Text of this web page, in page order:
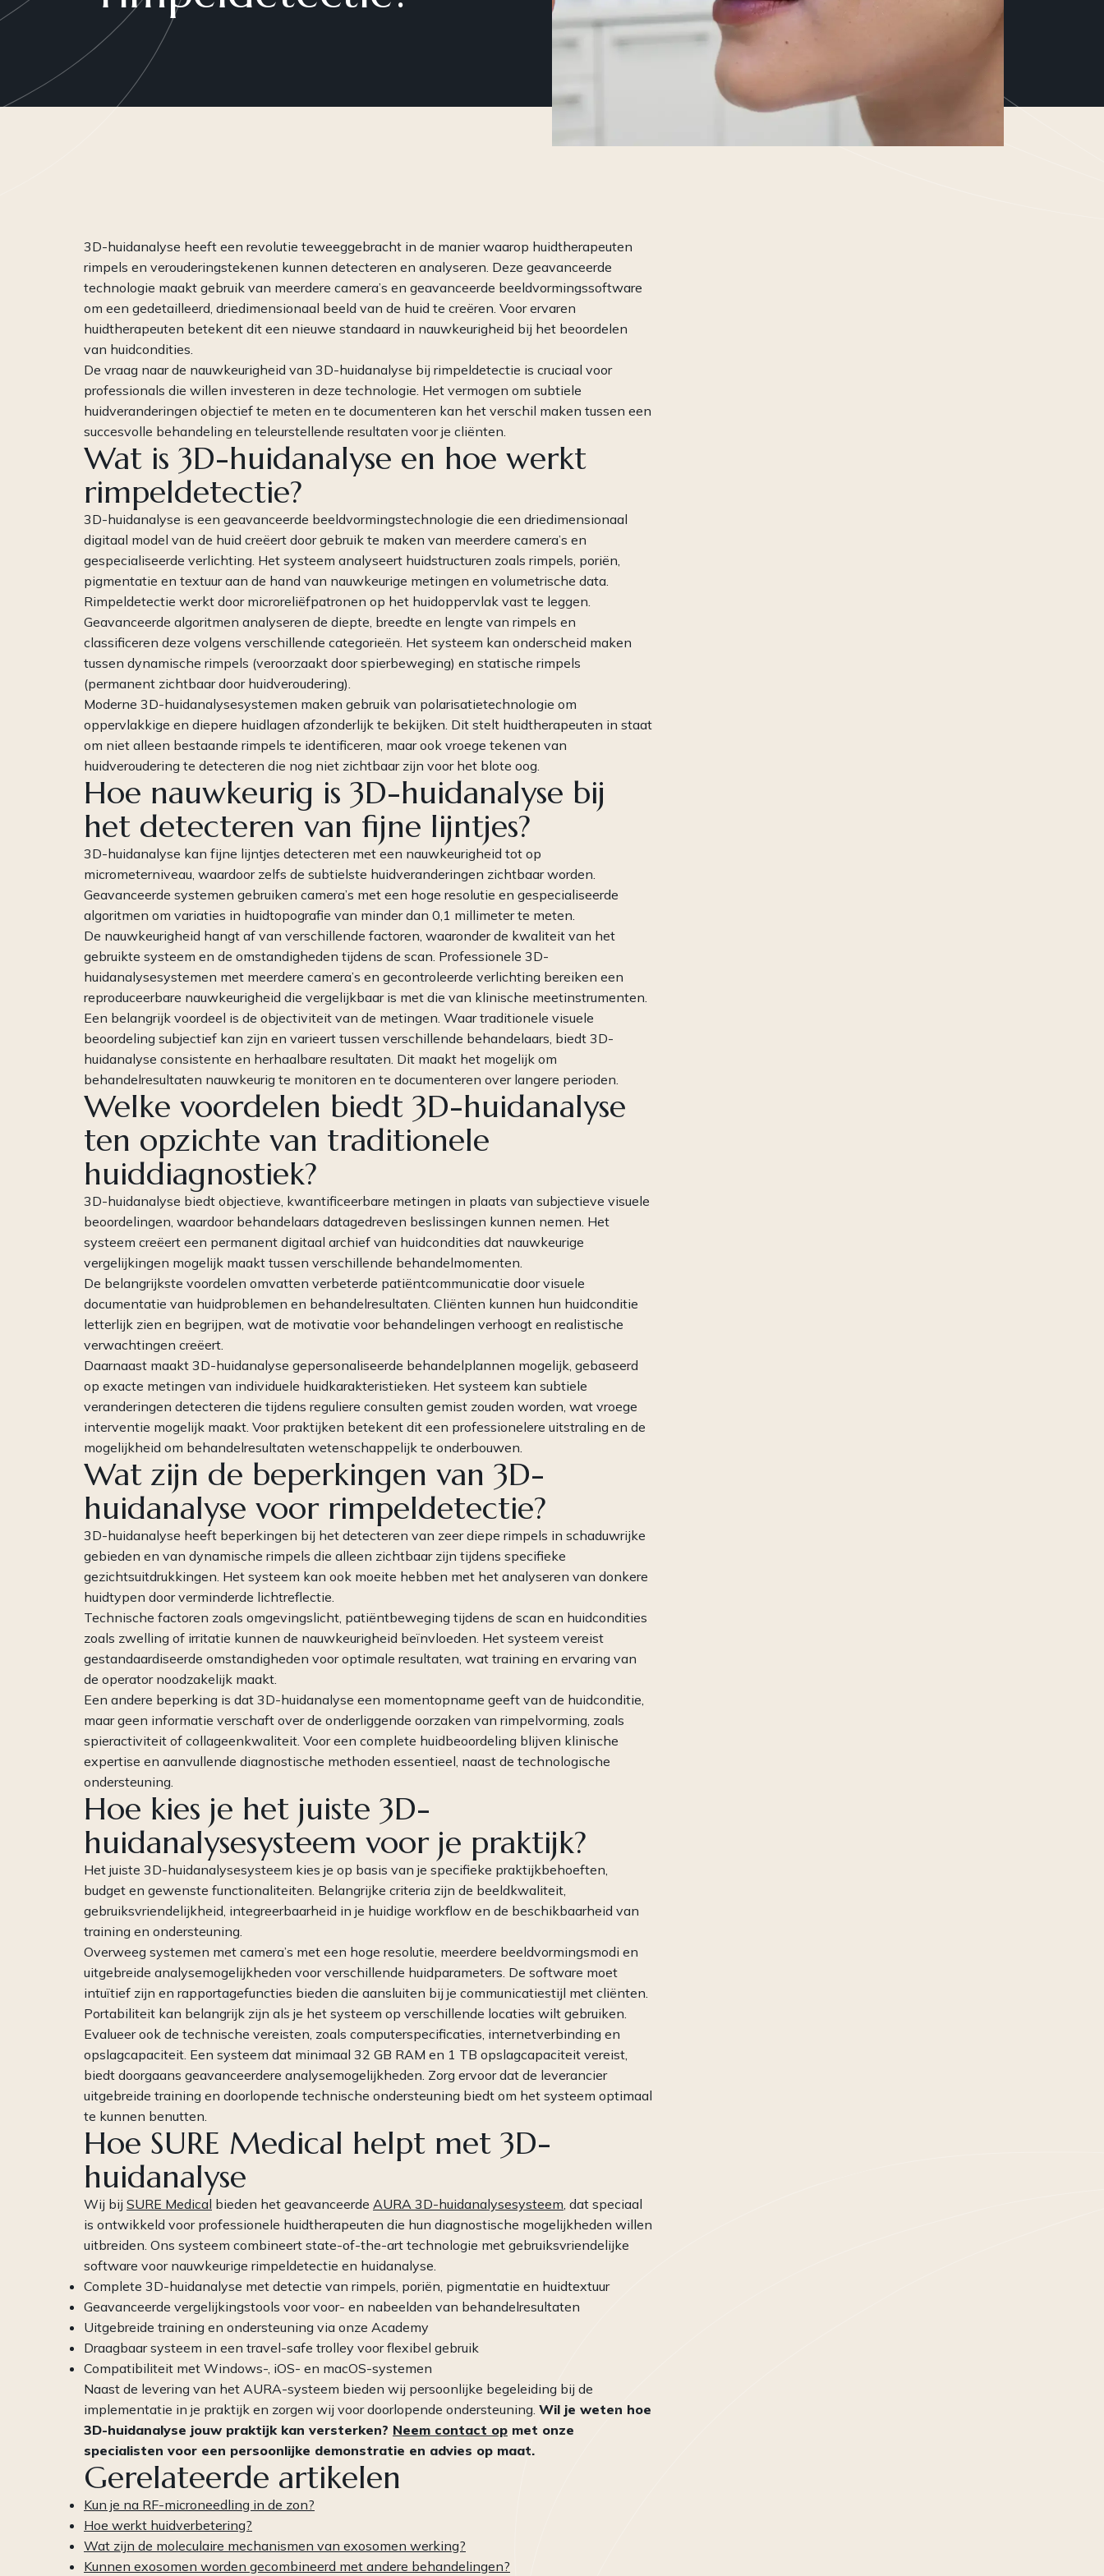
Plasma
RF-Microneedling
Een compleet
Een resultaat gerichte cosmeceutical,
vol actieve ingrediënten, gebaseerd
op clean science. Exclusief voor
(para-)medische huidprofessionals.
Peelings
Skinboosters
3D-huidanalyse heeft een revolutie teweeggebracht in de manier waarop huidtherapeuten
rimpels en verouderingstekenen kunnen detecteren en analyseren. Deze geavanceerde
technologie maakt gebruik van meerdere camera’s en geavanceerde beeldvormingssoftware
om een gedetailleerd, driedimensionaal beeld van de huid te creëren. Voor ervaren
huidtherapeuten betekent dit een nieuwe standaard in nauwkeurigheid bij het beoordelen
van huidcondities.
De vraag naar de nauwkeurigheid van 3D-huidanalyse bij rimpeldetectie is cruciaal voor
professionals die willen investeren in deze technologie. Het vermogen om subtiele
huidveranderingen objectief te meten en te documenteren kan het verschil maken tussen een
succesvolle behandeling en teleurstellende resultaten voor je cliënten.
Wat is 3D-huidanalyse en hoe werkt
rimpeldetectie?
3D-huidanalyse is een geavanceerde beeldvormingstechnologie die een driedimensionaal
digitaal model van de huid creëert door gebruik te maken van meerdere camera’s en
gespecialiseerde verlichting. Het systeem analyseert huidstructuren zoals rimpels, poriën,
pigmentatie en textuur aan de hand van nauwkeurige metingen en volumetrische data.
Rimpeldetectie werkt door microreliëfpatronen op het huidoppervlak vast te leggen.
Geavanceerde algoritmen analyseren de diepte, breedte en lengte van rimpels en
classificeren deze volgens verschillende categorieën. Het systeem kan onderscheid maken
tussen dynamische rimpels (veroorzaakt door spierbeweging) en statische rimpels
(permanent zichtbaar door huidveroudering).
Moderne 3D-huidanalysesystemen maken gebruik van polarisatietechnologie om
oppervlakkige en diepere huidlagen afzonderlijk te bekijken. Dit stelt huidtherapeuten in staat
om niet alleen bestaande rimpels te identificeren, maar ook vroege tekenen van
huidveroudering te detecteren die nog niet zichtbaar zijn voor het blote oog.
Hoe nauwkeurig is 3D-huidanalyse bij
het detecteren van fijne lijntjes?
3D-huidanalyse kan fijne lijntjes detecteren met een nauwkeurigheid tot op
micrometerniveau, waardoor zelfs de subtielste huidveranderingen zichtbaar worden.
Geavanceerde systemen gebruiken camera’s met een hoge resolutie en gespecialiseerde
algoritmen om variaties in huidtopografie van minder dan 0,1 millimeter te meten.
De nauwkeurigheid hangt af van verschillende factoren, waaronder de kwaliteit van het
gebruikte systeem en de omstandigheden tijdens de scan. Professionele 3D-
huidanalysesystemen met meerdere camera’s en gecontroleerde verlichting bereiken een
reproduceerbare nauwkeurigheid die vergelijkbaar is met die van klinische meetinstrumenten.
Een belangrijk voordeel is de objectiviteit van de metingen. Waar traditionele visuele
beoordeling subjectief kan zijn en varieert tussen verschillende behandelaars, biedt 3D-
huidanalyse consistente en herhaalbare resultaten. Dit maakt het mogelijk om
behandelresultaten nauwkeurig te monitoren en te documenteren over langere perioden.
Welke voordelen biedt 3D-huidanalyse
ten opzichte van traditionele
huiddiagnostiek?
3D-huidanalyse biedt objectieve, kwantificeerbare metingen in plaats van subjectieve visuele
beoordelingen, waardoor behandelaars datagedreven beslissingen kunnen nemen. Het
systeem creëert een permanent digitaal archief van huidcondities dat nauwkeurige
vergelijkingen mogelijk maakt tussen verschillende behandelmomenten.
De belangrijkste voordelen omvatten verbeterde patiëntcommunicatie door visuele
documentatie van huidproblemen en behandelresultaten. Cliënten kunnen hun huidconditie
letterlijk zien en begrijpen, wat de motivatie voor behandelingen verhoogt en realistische
verwachtingen creëert.
Daarnaast maakt 3D-huidanalyse gepersonaliseerde behandelplannen mogelijk, gebaseerd
op exacte metingen van individuele huidkarakteristieken. Het systeem kan subtiele
veranderingen detecteren die tijdens reguliere consulten gemist zouden worden, wat vroege
interventie mogelijk maakt. Voor praktijken betekent dit een professionelere uitstraling en de
mogelijkheid om behandelresultaten wetenschappelijk te onderbouwen.
Wat zijn de beperkingen van 3D-
huidanalyse voor rimpeldetectie?
3D-huidanalyse heeft beperkingen bij het detecteren van zeer diepe rimpels in schaduwrijke
gebieden en van dynamische rimpels die alleen zichtbaar zijn tijdens specifieke
gezichtsuitdrukkingen. Het systeem kan ook moeite hebben met het analyseren van donkere
huidtypen door verminderde lichtreflectie.
Technische factoren zoals omgevingslicht, patiëntbeweging tijdens de scan en huidcondities
zoals zwelling of irritatie kunnen de nauwkeurigheid beïnvloeden. Het systeem vereist
gestandaardiseerde omstandigheden voor optimale resultaten, wat training en ervaring van
de operator noodzakelijk maakt.
Een andere beperking is dat 3D-huidanalyse een momentopname geeft van de huidconditie,
maar geen informatie verschaft over de onderliggende oorzaken van rimpelvorming, zoals
spieractiviteit of collageenkwaliteit. Voor een complete huidbeoordeling blijven klinische
expertise en aanvullende diagnostische methoden essentieel, naast de technologische
ondersteuning.
Hoe kies je het juiste 3D-
huidanalysesysteem voor je praktijk?
Het juiste 3D-huidanalysesysteem kies je op basis van je specifieke praktijkbehoeften,
budget en gewenste functionaliteiten. Belangrijke criteria zijn de beeldkwaliteit,
gebruiksvriendelijkheid, integreerbaarheid in je huidige workflow en de beschikbaarheid van
training en ondersteuning.
Overweeg systemen met camera’s met een hoge resolutie, meerdere beeldvormingsmodi en
uitgebreide analysemogelijkheden voor verschillende huidparameters. De software moet
intuïtief zijn en rapportagefuncties bieden die aansluiten bij je communicatiestijl met cliënten.
Portabiliteit kan belangrijk zijn als je het systeem op verschillende locaties wilt gebruiken.
Evalueer ook de technische vereisten, zoals computerspecificaties, internetverbinding en
opslagcapaciteit. Een systeem dat minimaal 32 GB RAM en 1 TB opslagcapaciteit vereist,
biedt doorgaans geavanceerdere analysemogelijkheden. Zorg ervoor dat de leverancier
uitgebreide training en doorlopende technische ondersteuning biedt om het systeem optimaal
te kunnen benutten.
Hoe SURE Medical helpt met 3D-
huidanalyse
Wij bij SURE Medical bieden het geavanceerde AURA 3D-huidanalysesysteem, dat speciaal
is ontwikkeld voor professionele huidtherapeuten die hun diagnostische mogelijkheden willen
uitbreiden. Ons systeem combineert state-of-the-art technologie met gebruiksvriendelijke
software voor nauwkeurige rimpeldetectie en huidanalyse.
Complete 3D-huidanalyse met detectie van rimpels, poriën, pigmentatie en huidtextuur
Geavanceerde vergelijkingstools voor voor- en nabeelden van behandelresultaten
Uitgebreide training en ondersteuning via onze Academy
Draagbaar systeem in een travel-safe trolley voor flexibel gebruik
Compatibiliteit met Windows-, iOS- en macOS-systemen
Naast de levering van het AURA-systeem bieden wij persoonlijke begeleiding bij de
implementatie in je praktijk en zorgen wij voor doorlopende ondersteuning. Wil je weten hoe
3D-huidanalyse jouw praktijk kan versterken? Neem contact op met onze
specialisten voor een persoonlijke demonstratie en advies op maat.
Gerelateerde artikelen
Kun je na RF-microneedling in de zon?
Hoe werkt huidverbetering?
Wat zijn de moleculaire mechanismen van exosomen werking?
Kunnen exosomen worden gecombineerd met andere behandelingen?